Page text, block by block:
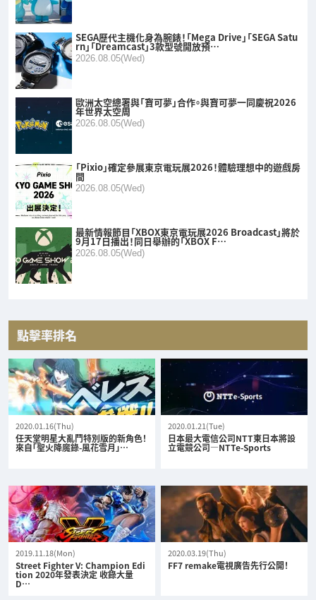
SEGA歷代主機化身為腕錶！「Mega Drive」「SEGA Satu
rn」「Dreamcast」3款型號開放預…
2026.08.05(Wed)
歐洲太空總署與「寶可夢」合作。與寶可夢一同慶祝2026
年世界太空周
2026.08.05(Wed)
「Pixio」確定參展東京電玩展2026！體驗理想中的遊戲房
間
2026.08.05(Wed)
最新情報節目「XBOX東京電玩展2026 Broadcast」將於
9月17日播出！同日舉辦的「XBOX F…
2026.08.05(Wed)
點擊率排名
2020.01.16(Thu)
任天堂明星大亂鬥特別版的新角色！
來自「聖火降魔錄-風花雪月」…
2020.01.21(Tue)
日本最大電信公司NTT東日本將設
立電競公司—NTTe-Sports
2019.11.18(Mon)
Street Fighter V: Champion Edi
tion 2020年發表決定 收錄大量
D…
2020.03.19(Thu)
FF7 remake電視廣告先行公開！